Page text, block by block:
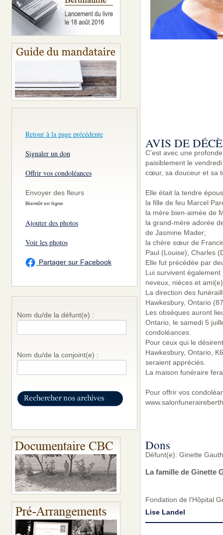
Retour à la page précédente
Signaler un don
Offrir vos condoléances
Envoyer des fleurs
Bientôt en ligne
Ajouter des photos
Voir les photos
Partager sur Facebook
Nom du/de la défunt(e) :
Nom du/de la conjoint(e) :
AVIS DE
C’est avec une
paisiblement le
cœur, sa douceur et sa
Elle était la tendre
la fille de feu Marcel
la mère bien-aimée de
la grand-mère adorée
de Jasmine Mader;
la chère sœur de
Paul (Louise), Charles
Elle fut précédée par
Lui survivent
neveux, nièces et
La direction des
Hawkesbury, Ontario
Les obsèques auront
Ontario, le samedi 5
condoléances.
Pour ceux qui le
Hawkesbury, Ontario,
seraient appréciés.
La maison funéraire
Pour offrir vos
Dons
Défunt(e): Ginette
La famille de Ginette
Fondation de l'Hôpital
Lise Landel